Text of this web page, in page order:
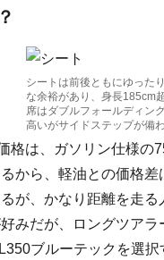
シートは前後ともにゆった
な余裕があり、身長185cm
席はダブルフォールディン
高いがサイドステップが備
格は、ガソリン仕様の
から、軽油との価格
が、かなり距離を走
みだが、ロングツア
ブルーテックを選択